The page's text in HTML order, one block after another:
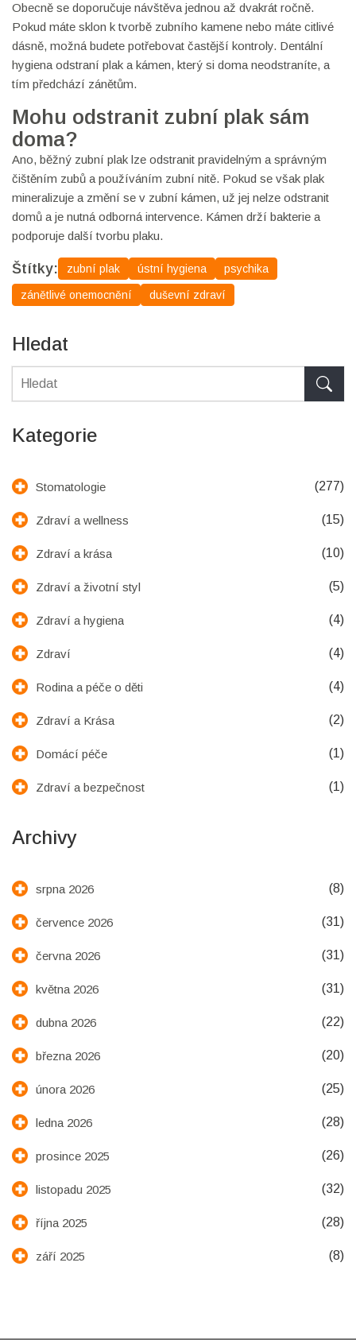
Obecně se doporučuje návštěva jednou až dvakrát ročně.
Pokud máte sklon k tvorbě zubního kamene nebo máte citlivé
dásně, možná budete potřebovat častější kontroly. Dentální
hygiena odstraní plak a kámen, který si doma neodstraníte, a
tím předchází zánětům.
Mohu odstranit zubní plak sám
doma?
Ano, běžný zubní plak lze odstranit pravidelným a správným
čištěním zubů a používáním zubní nitě. Pokud se však plak
mineralizuje a změní se v zubní kámen, už jej nelze odstranit
domů a je nutná odborná intervence. Kámen drží bakterie a
podporuje další tvorbu plaku.
Štítky: zubní plak ústní hygiena psychika
zánětlivé onemocnění duševní zdraví
Hledat
Kategorie
Stomatologie (277)
Zdraví a wellness (15)
Zdraví a krása (10)
Zdraví a životní styl (5)
Zdraví a hygiena (4)
Zdraví (4)
Rodina a péče o děti (4)
Zdraví a Krása (2)
Domácí péče (1)
Zdraví a bezpečnost (1)
Archivy
srpna 2026 (8)
července 2026 (31)
června 2026 (31)
května 2026 (31)
dubna 2026 (22)
března 2026 (20)
února 2026 (25)
ledna 2026 (28)
prosince 2025 (26)
listopadu 2025 (32)
října 2025 (28)
září 2025 (8)